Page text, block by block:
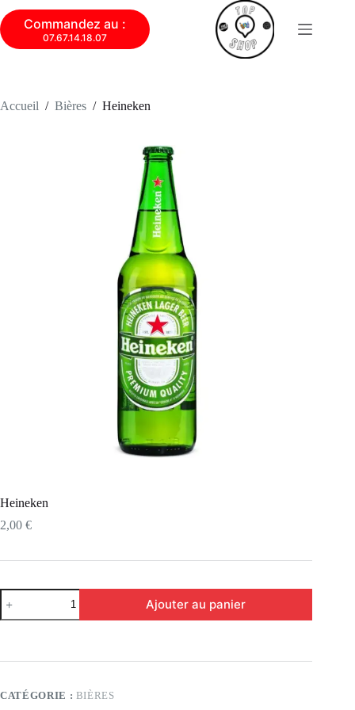
Commandez au :
07.67.14.18.07
Accueil / Bières / Heineken
Heineken
2,00 €
Ajouter au panier
CATÉGORIE : BIÈRES